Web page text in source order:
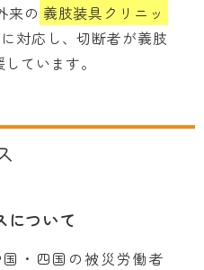
来の 義肢装具クリニッ
対応し、切断者が義肢
ています。
について
・四国の被災労働者